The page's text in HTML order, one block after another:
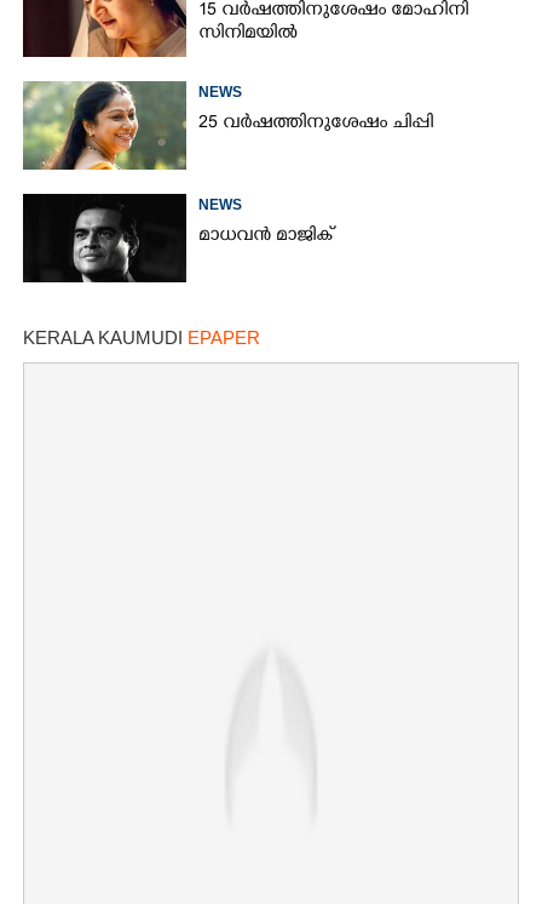
15 വർഷത്തിനുശേഷം മോഹിനി
സിനിമയിൽ
NEWS
25 വർഷത്തിനുശേഷം ചിപ്പി
NEWS
മാധവൻ മാജിക്
KERALA KAUMUDI EPAPER